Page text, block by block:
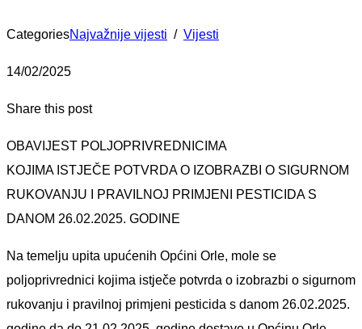
CategoriesNajvažnije vijesti / Vijesti
14/02/2025
Share this post
OBAVIJEST POLJOPRIVREDNICIMA
KOJIMA ISTJEČE POTVRDA O IZOBRAZBI O SIGURNOM
RUKOVANJU I PRAVILNOJ PRIMJENI PESTICIDA S
DANOM 26.02.2025. GODINE
Na temelju upita upućenih Općini Orle, mole se
poljoprivrednici kojima istječe potvrda o izobrazbi o sigurnom
rukovanju i pravilnoj primjeni pesticida s danom 26.02.2025.